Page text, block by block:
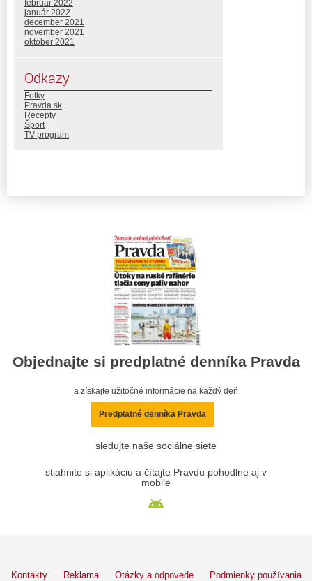
február 2022
január 2022
december 2021
november 2021
október 2021
Odkazy
Fotky
Pravda.sk
Recepty
Šport
TV program
Objednajte si predplatné denníka Pravda
a získajte užitočné informácie na každý deň
Predplatné denníka Pravda
sledujte naše sociálne siete
stiahnite si aplikáciu a čítajte Pravdu pohodlne aj v
mobile
Kontakty Reklama Otázky a odpovede Podmienky používania